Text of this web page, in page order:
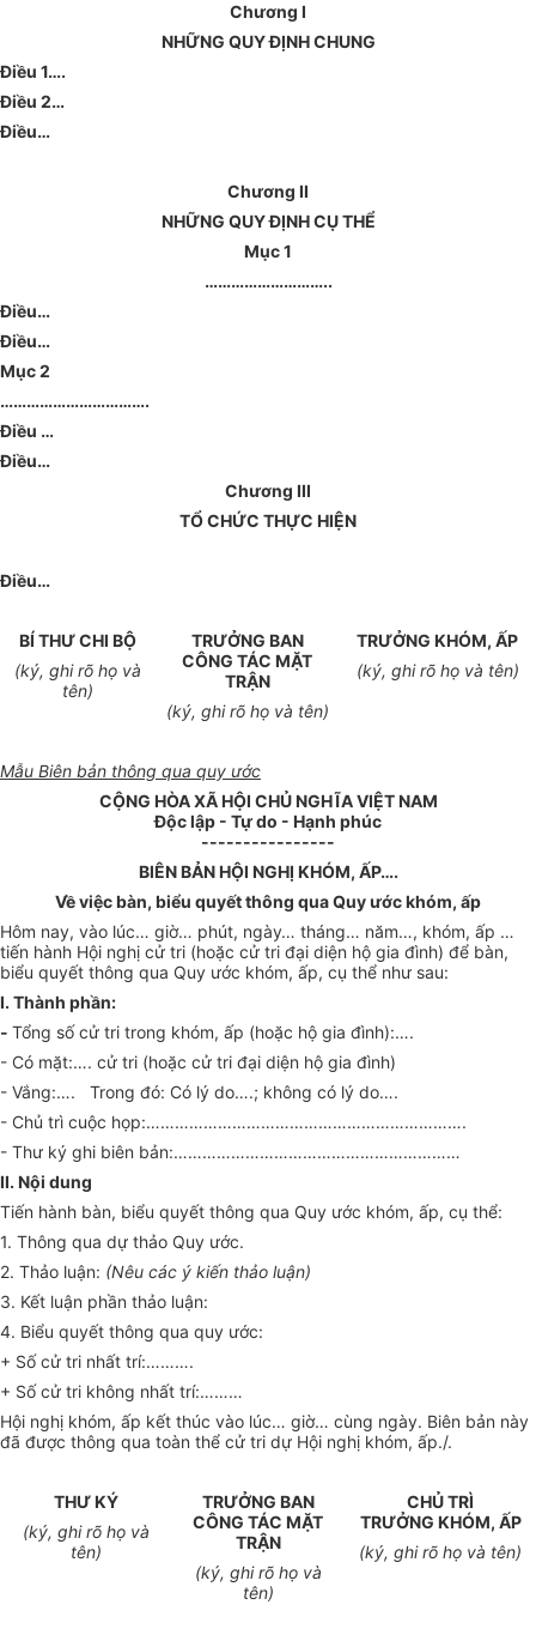
Chương I
NHỮNG QUY ĐỊNH CHUNG
Điều 1….
Điều 2…
Điều…
Chương II
NHỮNG QUY ĐỊNH CỤ THỂ
Mục 1
………………………..
Điều…
Điều…
Mục 2
…………………………….
Điều …
Điều…
Chương III
TỔ CHỨC THỰC HIỆN
Điều…
BÍ THƯ CHI BỘ
(ký, ghi rõ họ và
tên)
TRƯỞNG BAN
CÔNG TÁC MẶT
TRẬN
(ký, ghi rõ họ và tên)
TRƯỞNG KHÓM, ẤP
(ký, ghi rõ họ và tên)
Mẫu Biên bản thông qua quy ước
CỘNG HÒA XÃ HỘI CHỦ NGHĨA VIỆT NAM
Độc lập - Tự do - Hạnh phúc
----------------
BIÊN BẢN HỘI NGHỊ KHÓM, ẤP….
Về việc bàn, biểu quyết thông qua Quy ước khóm, ấp
Hôm nay, vào lúc… giờ… phút, ngày… tháng… năm…, khóm, ấp …
tiến hành Hội nghị cử tri (hoặc cử tri đại diện hộ gia đình) để bàn,
biểu quyết thông qua Quy ước khóm, ấp, cụ thể như sau:
I. Thành phần:
- Tổng số cử tri trong khóm, ấp (hoặc hộ gia đình):….
- Có mặt:…. cử tri (hoặc cử tri đại diện hộ gia đình)
- Vắng:…. Trong đó: Có lý do….; không có lý do….
- Chủ trì cuộc họp:………………………………………………………….
- Thư ký ghi biên bản:……………………………………………………
II. Nội dung
Tiến hành bàn, biểu quyết thông qua Quy ước khóm, ấp, cụ thể:
1. Thông qua dự thảo Quy ước.
2. Thảo luận: (Nêu các ý kiến thảo luận)
3. Kết luận phần thảo luận:
4. Biểu quyết thông qua quy ước:
+ Số cử tri nhất trí:……….
+ Số cử tri không nhất trí:………
Hội nghị khóm, ấp kết thúc vào lúc… giờ… cùng ngày. Biên bản này
đã được thông qua toàn thể cử tri dự Hội nghị khóm, ấp./.
THƯ KÝ
(ký, ghi rõ họ và
tên)
TRƯỞNG BAN
CÔNG TÁC MẶT
TRẬN
(ký, ghi rõ họ và
tên)
CHỦ TRÌ
TRƯỞNG KHÓM, ẤP
(ký, ghi rõ họ và tên)